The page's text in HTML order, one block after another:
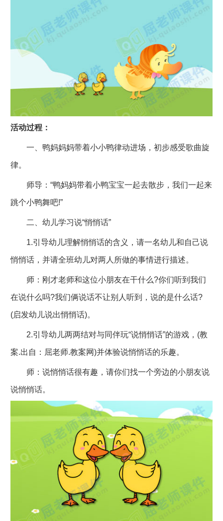
活动过程：
一、鸭妈妈妈带着小小鸭律动进场，初步感受歌曲旋
律。
师导：“鸭妈妈带着小鸭宝宝一起去散步，我们一起来
跳个小鸭舞吧!”
二、幼儿学习说“悄悄话”
1.引导幼儿理解悄悄话的含义，请一名幼儿和自己说
悄悄话，并请全班幼儿对两人所做的事情进行描述。
师：刚才老师和这位小朋友在干什么?你们听到我们
在说什么吗?我们俩说话不让别人听到，说的是什么话?
(启发幼儿说出悄悄话)。
2.引导幼儿两两结对与同伴玩“说悄悄话”的游戏，(教
案.出自：屈老师.教案网)并体验说悄悄话的乐趣。
师：说悄悄话很有趣，请你们找一个旁边的小朋友说
说悄悄话。